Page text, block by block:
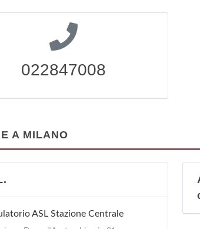
022847008
A MILANO
ASL Stazione Centrale